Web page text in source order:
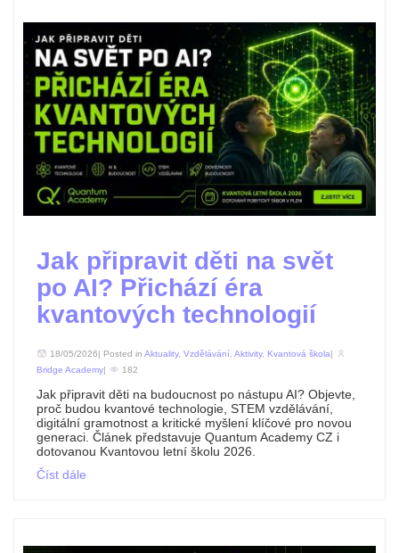
Jak připravit děti na svět
po AI? Přichází éra
kvantových technologií
18/05/2026| Posted in Aktuality, Vzdělávání, Aktivity, Kvantová škola
Bridge Academy
182
Jak připravit děti na budoucnost po nástupu AI? Objevte,
proč budou kvantové technologie, STEM vzdělávání,
digitální gramotnost a kritické myšlení klíčové pro novou
generaci. Článek představuje Quantum Academy CZ i
dotovanou Kvantovou letní školu 2026.
Číst dále